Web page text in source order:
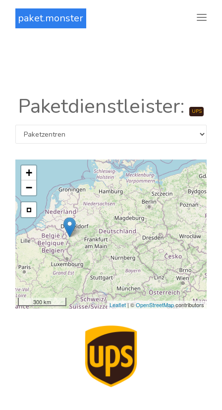
paket.monster
Paketdienstleister: UPS
+
−
300 km Leaflet | ©OpenStreetMapcontributors